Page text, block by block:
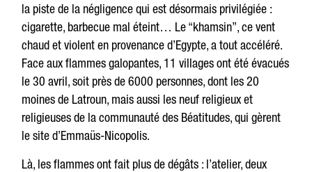
la piste de la négligence qui est désormais privilégiée :
cigarette, barbecue mal éteint… Le “khamsin”, ce vent
chaud et violent en provenance d’Egypte, a tout accéléré.
Face aux flammes galopantes, 11 villages ont été évacués
le 30 avril, soit près de 6000 personnes, dont les 20
moines de Latroun, mais aussi les neuf religieux et
religieuses de la communauté des Béatitudes, qui gèrent
le site d’Emmaüs-Nicopolis.
Là, les flammes ont fait plus de dégâts : l’atelier, deux